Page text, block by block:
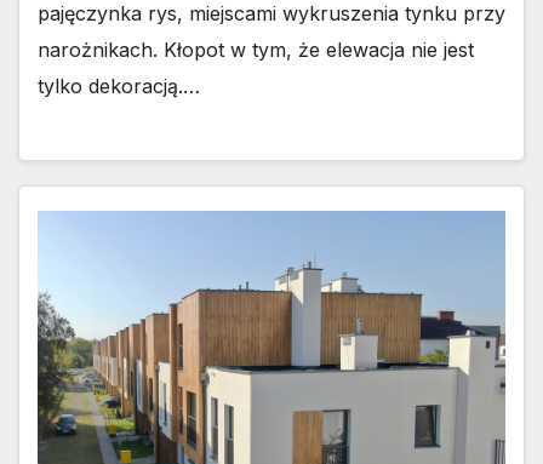
pajęczynka rys, miejscami wykruszenia tynku przy
narożnikach. Kłopot w tym, że elewacja nie jest
tylko dekoracją.…